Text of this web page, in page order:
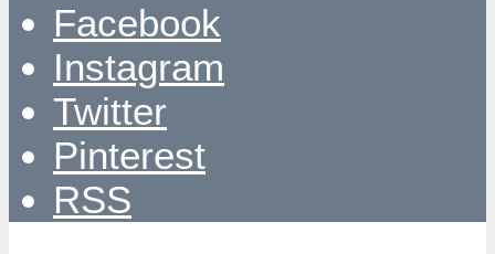
Facebook
Instagram
Twitter
Pinterest
RSS